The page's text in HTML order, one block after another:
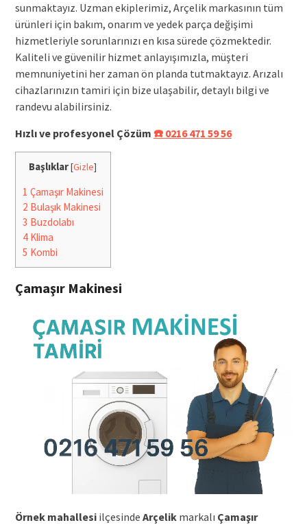
sunmaktayız. Uzman ekiplerimiz, Arçelik markasının tüm
ürünleri için bakım, onarım ve yedek parça değişimi
hizmetleriyle sorunlarınızı en kısa sürede çözmektedir.
Kaliteli ve güvenilir hizmet anlayışımızla, müşteri
memnuniyetini her zaman ön planda tutmaktayız. Arızalı
cihazlarınızın tamiri için bize ulaşabilir, detaylı bilgi ve
randevu alabilirsiniz.
Hızlı ve profesyonel Çözüm ☎️ 0216 471 59 56
Başlıklar[Gizle]
1 Çamaşır Makinesi
2 Bulaşık Makinesi
3 Buzdolabı
4Klima
5 Kombi
Çamaşır Makinesi
Örnek mahallesiilçesinde Arçelikmarkalı Çamaşır